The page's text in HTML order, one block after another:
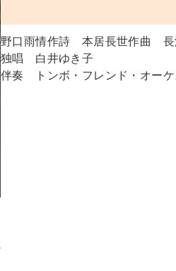
野口雨情作詩 本居長世作曲 長
独唱 白井ゆき子
伴奏 トンボ・フレンド・オーケ